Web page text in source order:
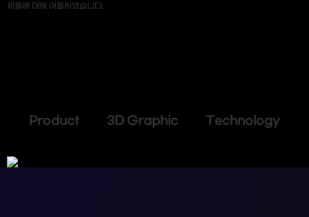
제품에 대해 어필하였습니다.
Product 3D Graphic Technology